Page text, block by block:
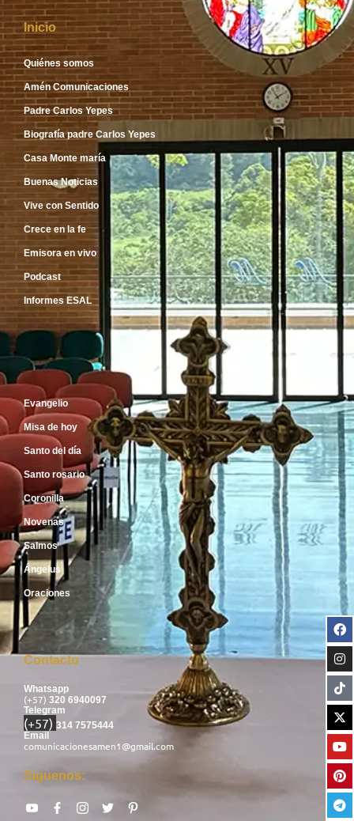
Inicio
Quiénes somos
Amén Comunicaciones
Padre Carlos Yepes
Biografía padre Carlos Yepes
Casa Monte maría
Buenas Noticias
Vive con Sentido
Crece en la fe
Emisora en vivo
Podcast
Informes ESAL
Inicio
Evangelio
Misa de hoy
Santo del día
Santo rosario
Coronilla
Novenas
Salmos
Ángelus
Oraciones
Contacto
Whatsapp
(+57) 320 6940097
Telegram
(+57) 314 7575444
Email
comunicacionesamen1@gmail.com
Síguenos: